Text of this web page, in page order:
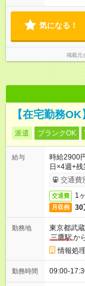
気になる！
掲載元
【在宅勤務
派遣 ブランクOK
給与
時給2900
日×4週+
交通費
交通費 1
月収例 30
勤務地
東京都武
三鷹駅か
情報処
勤務時間 09:00-